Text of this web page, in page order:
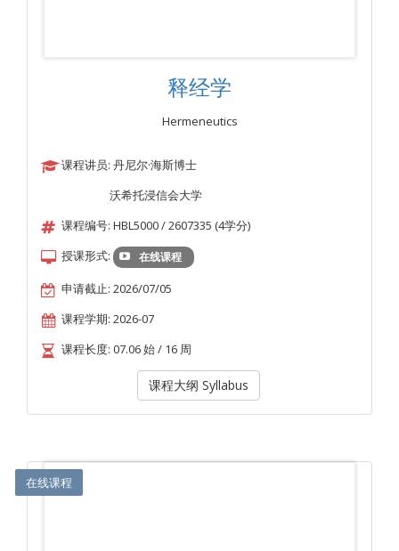
释经学
Hermeneutics
课程讲员: 丹尼尔·海斯博士
沃希托浸信会大学
课程编号: HBL5000 / 2607335 (4学分)
授课形式:
在线课程
申请截止: 2026/07/05
课程学期: 2026-07
课程长度: 07.06 始 / 16 周
课程大纲 Syllabus
在线课程